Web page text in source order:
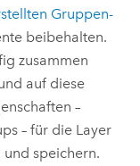
Gruppen-
beibehalten.
zusammen
auf diese
–
– für die Layer
speichern.